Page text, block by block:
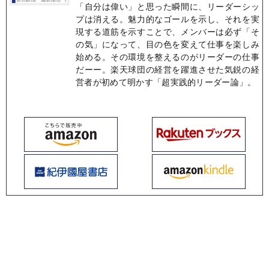
「自分は偉い」と思った瞬間に、リーダーシッ
プは消える。魅力的なゴールを示し、それを実
現する道筋を示すことで、メンバーは必ず「そ
の気」になって、目の色を変えて仕事を楽しみ
始める。その環境を整えるのがリーダーの仕事
だーー。楽天球団の経営を躍進させた気鋭の経
営者が初めて明かす「超実践的リーダー論」。